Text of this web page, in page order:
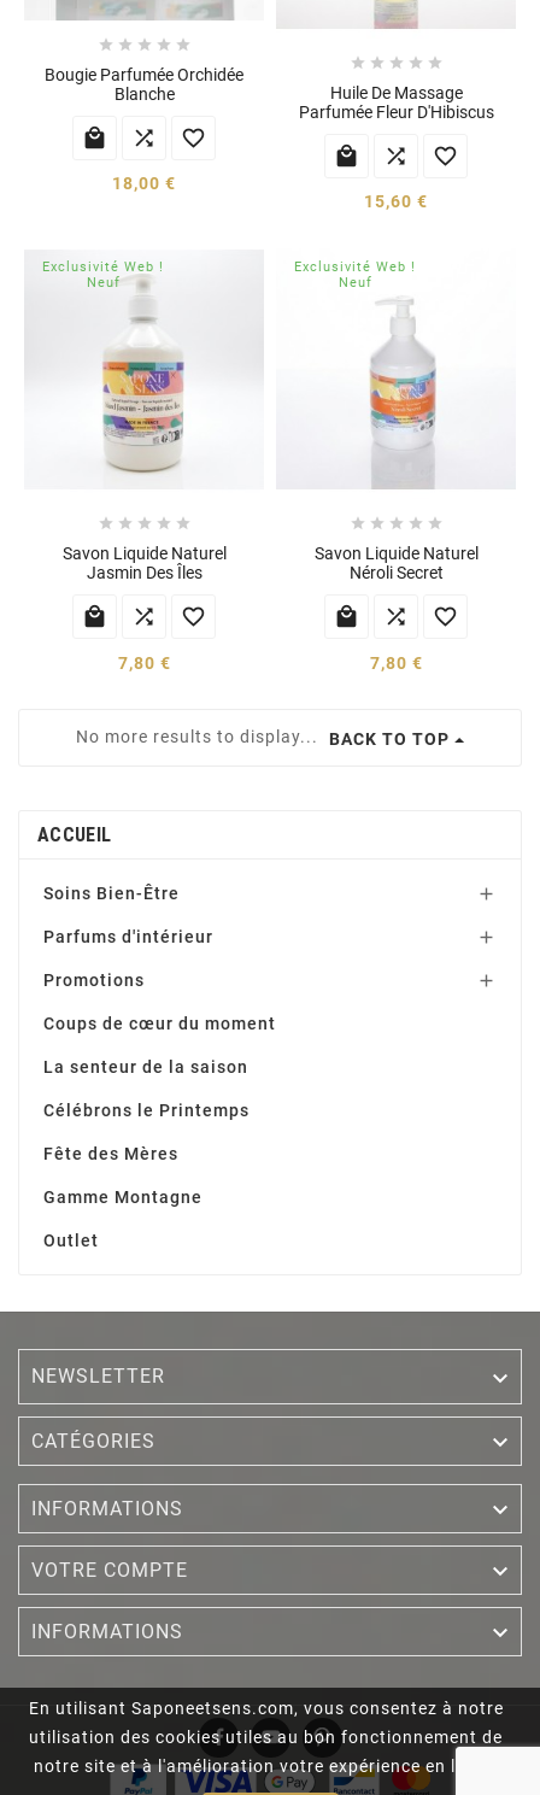
En utilisant Saponeetsens.com, vous consentez à notre
utilisation des cookies utiles au bon fonctionnement de
notre site et à l'amélioration votre expérience en ligne.
    
Bougie Parfumée Orchidée
Blanche
  
18,00 €
    
Huile De Massage
Parfumée Fleur D'Hibiscus
  
15,60 €
Exclusivité Web !
Neuf
    
Savon Liquide Naturel
Jasmin Des Îles
  
7,80 €
Exclusivité Web !
Neuf
    
Savon Liquide Naturel
Néroli Secret
  
7,80 €
No more results to display... BACK TO TOP
ACCUEIL
Soins Bien-Être 
Parfums d'intérieur 
Promotions 
Coups de cœur du moment
La senteur de la saison
Célébrons le Printemps
Fête des Mères
Gamme Montagne
Outlet
NEWSLETTER 
CATÉGORIES 
INFORMATIONS 
VOTRE COMPTE 
INFORMATIONS 